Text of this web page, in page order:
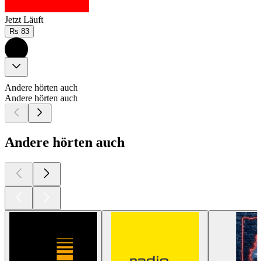
Jetzt Läuft
Rs 83
Andere hörten auch
Andere hörten auch
Andere hörten auch